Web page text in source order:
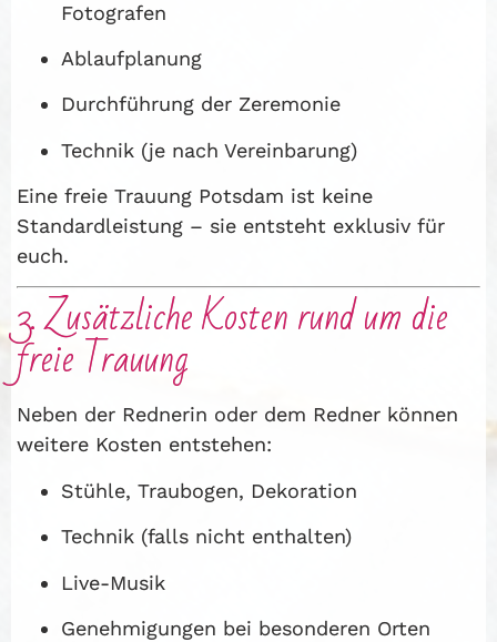
Fotografen
Ablaufplanung
Durchführung der Zeremonie
Technik (je nach Vereinbarung)
Eine freie Trauung Potsdam ist keine
Standardleistung – sie entsteht exklusiv für
euch.
3. Zusätzliche Kosten rund um die
freie Trauung
Neben der Rednerin oder dem Redner können
weitere Kosten entstehen:
Stühle, Traubogen, Dekoration
Technik (falls nicht enthalten)
Live-Musik
Genehmigungen bei besonderen Orten